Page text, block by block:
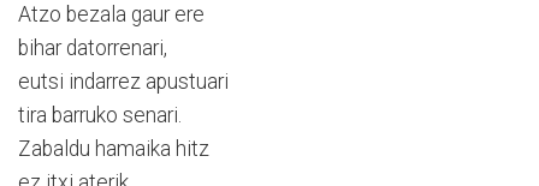
Atzo bezala gaur ere
bihar datorrenari,
eutsi indarrez apustuari
tira barruko senari.
Zabaldu hamaika hitz